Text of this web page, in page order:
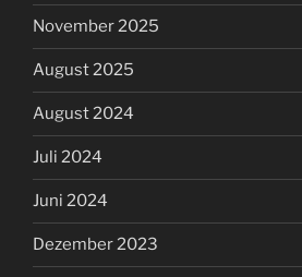
November 2025
August 2025
August 2024
Juli 2024
Juni 2024
Dezember 2023